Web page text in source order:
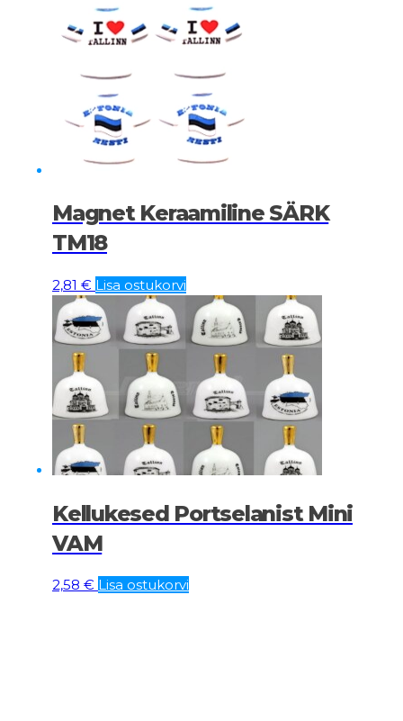
Magnet Keraamiline SÄRK
TM18
2,81 € Lisa ostukorvi
Kellukesed Portselanist Mini
VAM
2,58 € Lisa ostukorvi